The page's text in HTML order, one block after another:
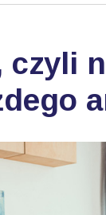
czyli